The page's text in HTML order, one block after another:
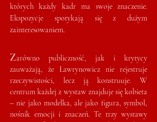
których każdy kadr ma swoje znaczenie.
Ekspozycje spotykają się z dużym
zainteresowaniem.
Zarówno publiczność, jak i krytycy
zauważają, że Ławrynowicz nie rejestruje
rzeczywistości, lecz ją konstruuje. W
centrum każdej z wystaw znajduje się kobieta
– nie jako modelka, ale jako figura, symbol,
nośnik emocji i znaczeń. Te trzy wystawy